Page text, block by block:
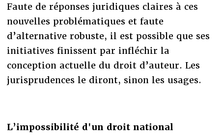
Faute de réponses juridiques claires à ces
nouvelles problématiques et faute
d’alternative robuste, il est possible que ses
initiatives finissent par infléchir la
conception actuelle du droit d’auteur. Les
jurisprudences le diront, sinon les usages.
L’impossibilité d'un droit national